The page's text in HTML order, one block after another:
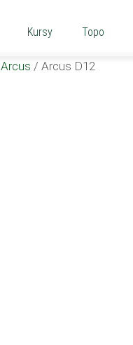
Kursy Topo
Arcus / Arcus D12